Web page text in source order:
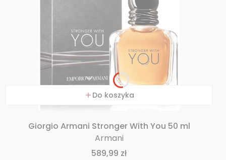
Do koszyka
Giorgio Armani Stronger With You 50 ml
Armani
Cena
589,99 zł